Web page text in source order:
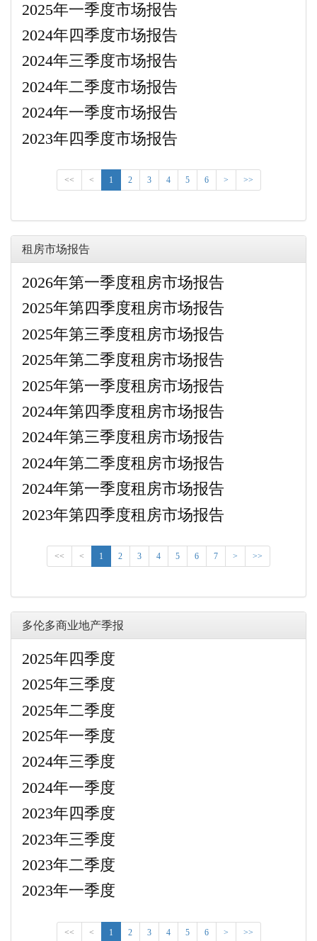
2025年一季度市场报告
2024年四季度市场报告
2024年三季度市场报告
2024年二季度市场报告
2024年一季度市场报告
2023年四季度市场报告
<< < 1 2 3 4 5 6 > >>
租房市场报告
2026年第一季度租房市场报告
2025年第四季度租房市场报告
2025年第三季度租房市场报告
2025年第二季度租房市场报告
2025年第一季度租房市场报告
2024年第四季度租房市场报告
2024年第三季度租房市场报告
2024年第二季度租房市场报告
2024年第一季度租房市场报告
2023年第四季度租房市场报告
<< < 1 2 3 4 5 6 7 > >>
多伦多商业地产季报
2025年四季度
2025年三季度
2025年二季度
2025年一季度
2024年三季度
2024年一季度
2023年四季度
2023年三季度
2023年二季度
2023年一季度
<< < 1 2 3 4 5 6 > >>